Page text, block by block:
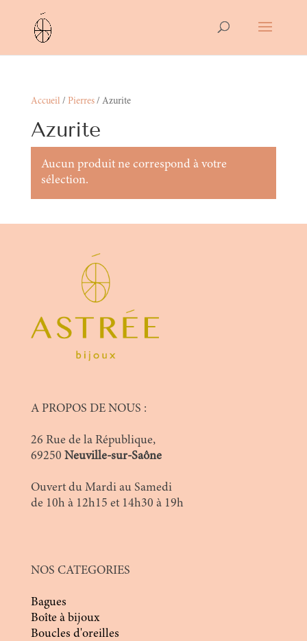
Accueil / Pierres/ Azurite
Azurite
Aucun produit ne correspond à votre
sélection.
A PROPOS DE NOUS :
26 Rue de la République,
69250 Neuville-sur-Saône
Ouvert du Mardi au Samedi
de 10h à 12h15 et 14h30 à 19h
NOS CATEGORIES
Bagues
Boîte à bijoux
Boucles d'oreilles